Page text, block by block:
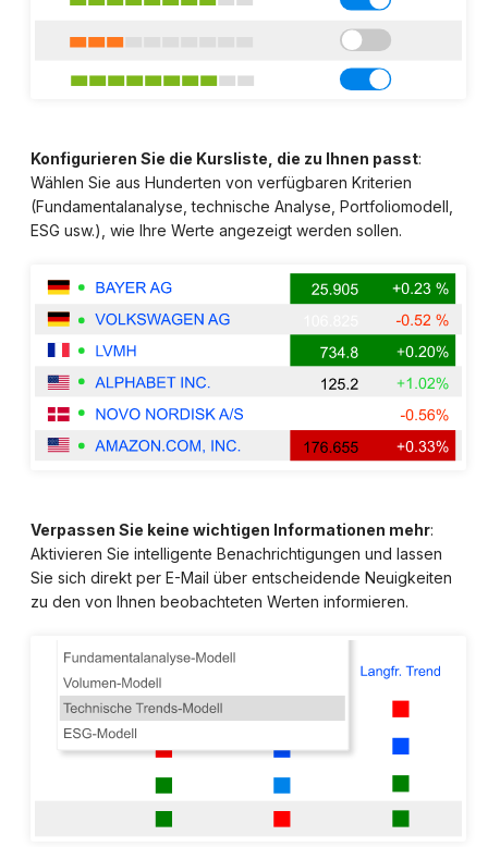
Konfigurieren Sie die Kursliste, die zu Ihnen passt:
Wählen Sie aus Hunderten von verfügbaren Kriterien
(Fundamentalanalyse, technische Analyse, Portfoliomodell,
ESG usw.), wie Ihre Werte angezeigt werden sollen.
Verpassen Sie keine wichtigen Informationen mehr:
Aktivieren Sie intelligente Benachrichtigungen und lassen
Sie sich direkt per E-Mail über entscheidende Neuigkeiten
zu den von Ihnen beobachteten Werten informieren.